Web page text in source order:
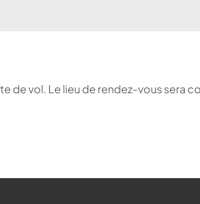
de vol. Le lieu de rendez-vous sera